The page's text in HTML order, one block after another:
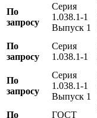
По
запросу
Серия
1.038.1-1
Выпуск 1
По
запросу
Серия
1.038.1-1
По
запросу
Серия
1.038.1-1
Выпуск 1
По
ГОСТ